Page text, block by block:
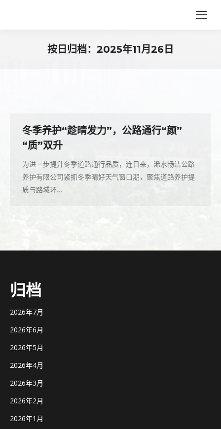
按日归档： 2025年11月26日
冬季养护“趁晴发力”，公路通行“颜”
“质”双升
为进一步提升冬季道路通行品质，连日来，浠水畅洁公路
养护有限公司紧抓冬季晴好天气窗口期，聚焦道路养护提
质与路域环…
归档
2026年7月
2026年6月
2026年5月
2026年4月
2026年3月
2026年2月
2026年1月